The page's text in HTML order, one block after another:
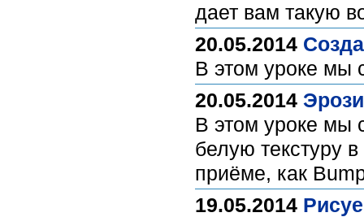
дает вам такую
20.05.2014
В этом уроке мы
20.05.2014
В этом уроке мы
белую текстуру
приёме, как
19.05.2014